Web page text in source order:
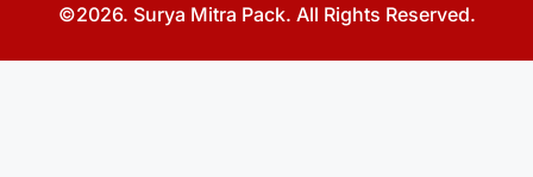
©2026. Surya Mitra Pack. All Rights Reserved.